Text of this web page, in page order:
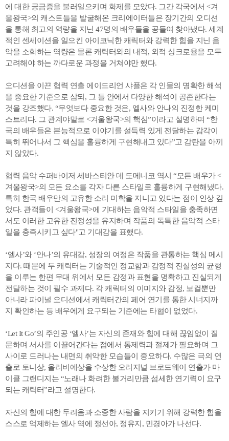
에 대한 궁금증을 불러일으키며 화제를 모았다. 그간 각국에서 <겨
울왕국>의 캐스트들을 발굴해온 크리에이터들은 장기간의 오디션
을 통해 최고의 역량을 지닌 47명의 배우들을 공들여 찾아냈다. 세계
적인 센세이션을 일으킨 아이코닉한 캐릭터와 강력한 힘을 지닌 음
악을 소화하는 역량은 물론 캐릭터와의 내적, 외적 싱크로율을 모두
고려해야 하는 까다로운 과정을 거쳐야만 했다.
오디션을 이끈 협력 연출 에이드리언 샤플은 각 인물의 명확한 해석
을 중요한 기준으로 삼되, 그 틀 안에서 다양한 해석이 공존한다는
것을 강조했다. “무엇보다 중요한 것은, 엘사와 안나의 진정한 케미
스트리다. 그 관계야말로 <겨울왕국>의 핵심”이라고 설명하며 “한
국의 배우들은 본능적으로 이야기를 설득력 있게 전달하는 감각이
특히 뛰어나서 그 핵심을 훌륭하게 구현해내고 있다”고 감탄을 아끼
지 않았다.
협력 음악 수퍼바이저 세바스티안 데 도메니코 역시 “모든 배우가 <
겨울왕국>의 모든 요소를 각자 다른 스타일로 훌륭하게 구현해냈다.
특히 한국 배우만의 고유한 소리 미학을 지니고 있다는 점이 인상 깊
었다. 관객들이 <겨울왕국>에 기대하는 음악적 스타일을 충족하면
서도 이러한 고유한 진정성을 유지하며 작품의 독특한 음악적 스타
일을 충족시키고 싶다"고 기대감을 표했다.
‘엘사’와 ‘안나’의 유대감, 성장의 여정은 작품을 관통하는 핵심 메시
지다. 때문에 두 캐릭터는 기술적인 정교함과 감정적 진실성의 균형
을 이루는 한편 무대 위에서 모든 감정과 표현을 명확하고 진실되게
전달하는 것이 필수 과제다. 각 캐릭터의 이미지와 감정, 보컬뿐만
아니라 파이널 오디션에서 캐릭터간의 페어 연기를 통한 시너지까
지 확인하는 등 배우에게 요구되는 기준에는 타협이 없었다.
‘Let It Go’의 주인공 ‘엘사’는 자신의 존재와 힘에 대해 끊임없이 질
문하며 서사를 이끌어간다는 점에서 통제력과 절제가 필요하며 그
사이로 드러나는 내면의 취약한 모습들이 중요하다. 수많은 극의 연
출로 토니상, 올리비에상을 수상한 오리지널 브로드웨이 연출가 마
이클 그랜디지는 “노래나 화려한 볼거리만큼 섬세한 연기력이 요구
되는 캐릭터”라고 설명한다.
자신의 힘에 대한 두려움과 소중한 사람을 지키기 위해 강력한 힘을
스스로 억제하는 엘사 역에 정선아, 정유지, 민경아가 나선다.